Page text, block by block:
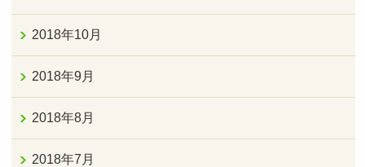
2018年10月
2018年9月
2018年8月
2018年7月